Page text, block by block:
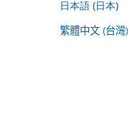
日本語 (日本)
繁體中文 (台灣)